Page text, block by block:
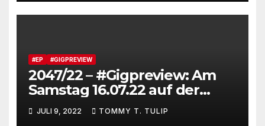
Abendkasse) #EXITreverse
#EP #GIGPREVIEW
2047/22 – #Gigpreview: Am
Samstag 16.07.22 auf der
Fleether Mühle um 18 Uhr –
Live aus Berlin #EXITreverse
JULI 9, 2022 TOMMY T. TULIP